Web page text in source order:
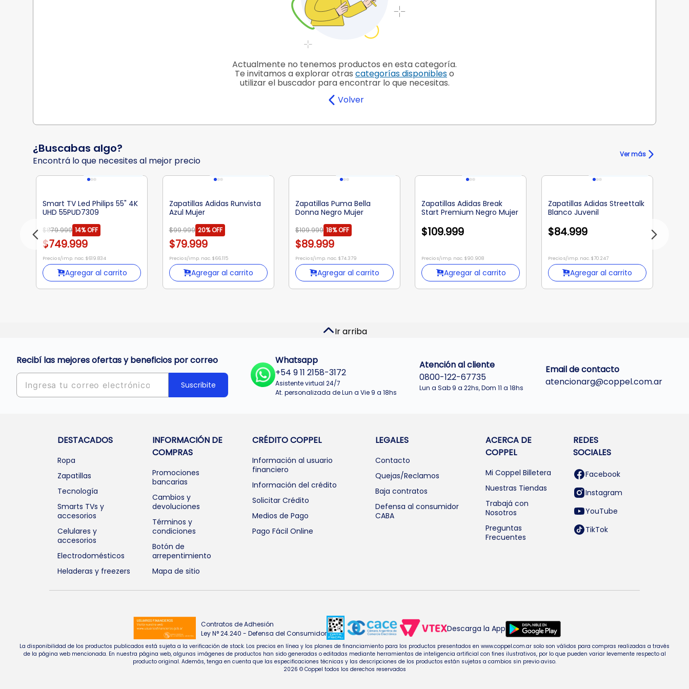
Actualmente no tenemos productos en esta categoría.
Te invitamos a explorar otras categorías disponibleso
utilizar el buscador para encontrar lo que necesitas.
Volver
¿Buscabas algo?
Encontrá lo que necesites al mejor precio
Ver más
Smart TV Led Philips 55" 4K
UHD 55PUD7309
$749.999
$879.999 14%OFF
Precio s/imp. nac. $619.834
Agregar al carrito
Zapatillas Adidas Runvista
Azul Mujer
$79.999
$99.999 20%OFF
Precio s/imp. nac. $66.115
Agregar al carrito
Zapatillas Puma Bella
Donna Negro Mujer
$89.999
$109.999 18%OFF
Precio s/imp. nac. $74.379
Agregar al carrito
Zapatillas Adidas Break
Start Premium Negro Mujer
$109.999
Precio s/imp. nac. $90.908
Agregar al carrito
Zapatillas Adidas Streettalk
Blanco Juvenil
$84.999
Precio s/imp. nac. $70.247
Agregar al carrito
Ir arriba
Recibí las mejores ofertas y beneficios por correo
Suscribite
Whatsapp
+54 9 11 2158-3172
Asistente virtual 24/7
At. personalizada de Lun a Vie 9 a 18hs
Atención al cliente
0800-122-67735
Lun a Sab 9 a 22hs, Dom 11 a 18hs
Email de contacto
atencionarg@coppel.com.ar
DESTACADOS
Ropa
Zapatillas
Tecnología
Smarts TVs y
accesorios
Celulares y
accesorios
Electrodomésticos
Heladeras y freezers
INFORMACIÓN DE
COMPRAS
Promociones
bancarias
Cambios y
devoluciones
Términos y
condiciones
Botón de
arrepentimiento
Mapa de sitio
CRÉDITO COPPEL
Información al usuario
financiero
Información del crédito
Solicitar Crédito
Medios de Pago
Pago Fácil Online
LEGALES
Contacto
Quejas/Reclamos
Baja contratos
Defensa al consumidor
CABA
ACERCA DE
COPPEL
Mi Coppel Billetera
Nuestras Tiendas
Trabajá con
Nosotros
Preguntas
Frecuentes
REDES
SOCIALES
Facebook
Instagram
YouTube
TikTok
Contratos de Adhesión
Ley N° 24.240 - Defensa del Consumidor
Descarga la App
La disponibilidad de los productos publicados está sujeta a la verificación de stock. Los precios en línea y los planes de financiamiento para los productos presentados en www.coppel.com.ar solo son válidos para compras realizadas a través
de la página web mencionada. En nuestra página web, algunas imágenes de productos han sido generadas o editadas mediante herramientas de inteligencia artificial con fines ilustrativos, por lo que pueden variar levemente respecto al
producto original. Además, tenga en cuenta que las especificaciones técnicas y las descripciones de los productos están sujetas a cambios sin previo aviso.
2026 © Coppel todos los derechos reservados